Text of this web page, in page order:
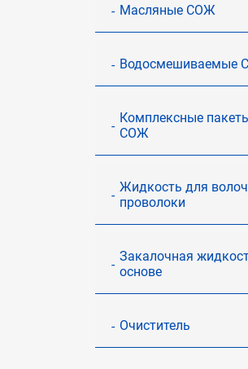
Масляные СОЖ
Водосмешиваемые
Комплексные
СОЖ
Жидкость для
проволоки
Закалочная
основе
Очиститель